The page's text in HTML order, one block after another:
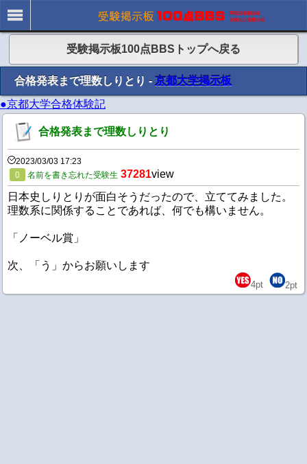
受験掲示板100点BBSトップへ戻る
合格発表まで理数しりとり - 京都大学掲示板
●京都大学合格体験記
合格発表まで理数しりとり
2023/03/03 17:23
0
名前を書き忘れた受験生 37281view
日本史しりとりが面白そうだったので、立ててみました。
理数系に関係することであれば、何でも構いません。
「ノーベル賞」
次、「う」からお願いします
4pt 2pt